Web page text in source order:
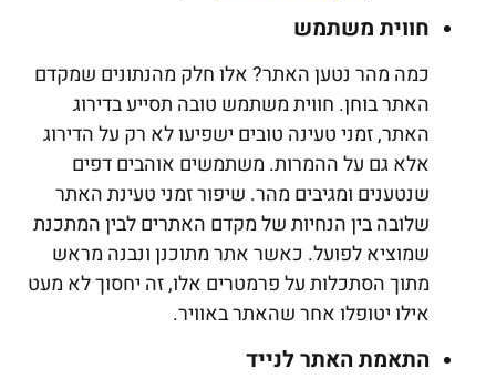
חווית משתמש
כמה מהר נטען האתר? אלו חלק מהנתונים שמקדם
האתר בוחן. חווית משתמש טובה תסייע בדירוג
האתר, זמני טעינה טובים ישפיעו לא רק על הדירוג
אלא גם על ההמרות. משתמשים אוהבים דפים
שנטענים ומגיבים מהר. שיפור זמני טעינת האתר
שלובה בין הנחיות של מקדם האתרים לבין המתכנת
שמוציא לפועל. כאשר אתר מתוכנן ונבנה מראש
מתוך הסתכלות על פרמטרים אלו, זה יחסוך לא מעט
אילו יטופלו אחר שהאתר באוויר.
התאמת האתר לנייד